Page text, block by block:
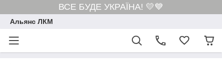
ВСЕ БУДЕ УКРАЇНА! 💛💙
Альянс ЛКМ